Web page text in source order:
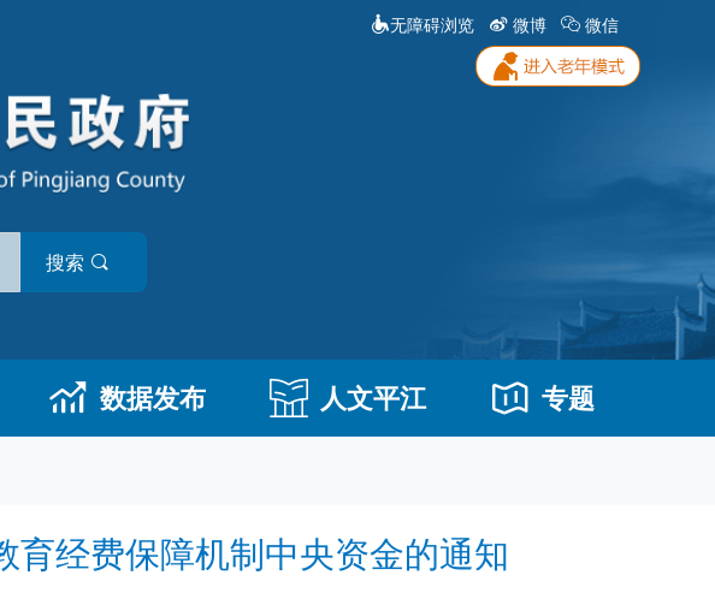
无障碍浏览 微博 微信
搜索
数据发布 人文平江 专题
经费保障机制中央资金的通知